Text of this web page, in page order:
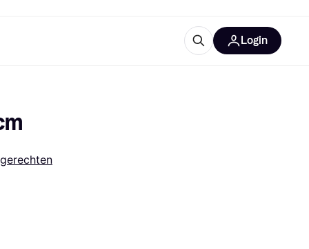
Login